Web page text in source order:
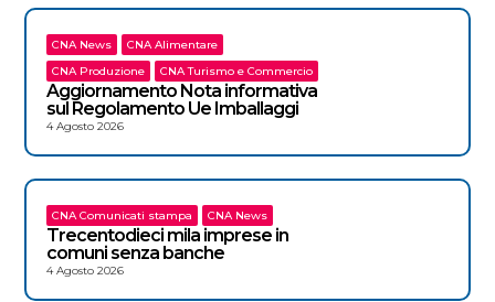
CNA News
CNA Alimentare
CNA Produzione
CNA Turismo e Commercio
Aggiornamento Nota informativa
sul Regolamento Ue Imballaggi
4 Agosto 2026
CNA Comunicati stampa CNA News
Trecentodieci mila imprese in
comuni senza banche
4 Agosto 2026